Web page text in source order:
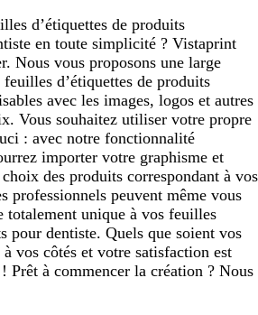
d’étiquettes de produits
en toute simplicité ? Vistaprint
Nous vous proposons une large
d’étiquettes de produits
avec les images, logos et autres
Vous souhaitez utiliser votre propre
: avec notre fonctionnalité
importer votre graphisme et
des produits correspondant à vos
professionnels peuvent même vous
totalement unique à vos feuilles
pour dentiste. Quels que soient vos
vos côtés et votre satisfaction est
Prêt à commencer la création ? Nous